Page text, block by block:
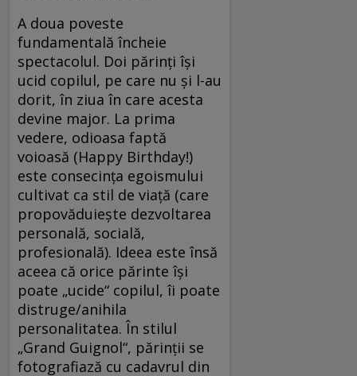
A doua poveste
fundamentală încheie
spectacolul. Doi părinţi îşi
ucid copilul, pe care nu şi l-au
dorit, în ziua în care acesta
devine major. La prima
vedere, odioasa faptă
voioasă (Happy Birthday!)
este consecinţa egoismului
cultivat ca stil de viaţă (care
propovăduieşte dezvoltarea
personală, socială,
profesională). Ideea este însă
aceea că orice părinte îşi
poate „ucide“ copilul, îi poate
distruge/anihila
personalitatea. În stilul
„Grand Guignol“, părinţii se
fotografiază cu cadavrul din